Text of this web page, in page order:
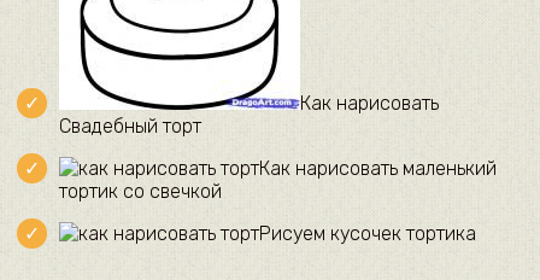
Как нарисовать
Свадебный торт
Как нарисовать маленький
тортик со свечкой
Рисуем кусочек тортика